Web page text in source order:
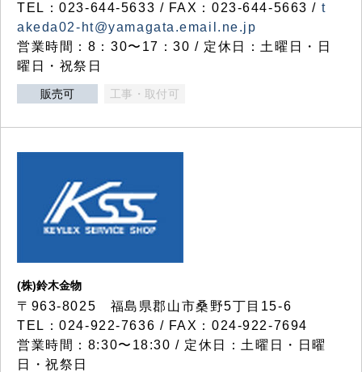
TEL：023-644-5633 / FAX：023-644-5663 / t
akeda02-ht@yamagata.email.ne.jp
営業時間：8：30〜17：30 / 定休日：土曜日・日
曜日・祝祭日
販売可 工事・取付可
(株)鈴木金物
〒963-8025 福島県郡山市桑野5丁目15-6
TEL：024-922-7636 / FAX：024-922-7694
営業時間：8:30〜18:30 / 定休日：土曜日・日曜
日・祝祭日